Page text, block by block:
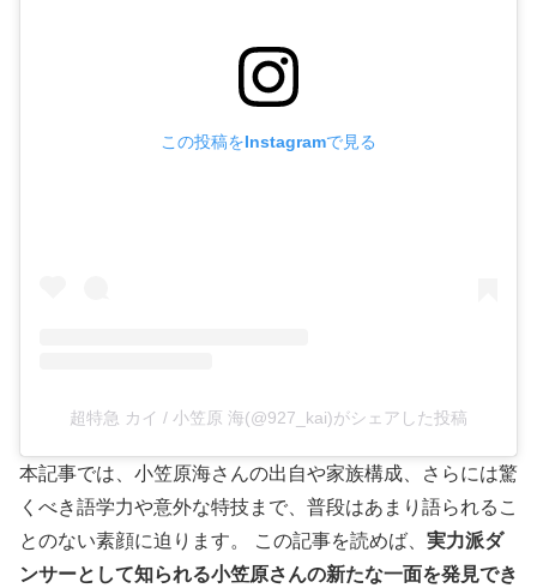
この投稿をInstagramで見る
超特急 カイ / 小笠原 海(@927_kai)がシェアした投稿
本記事では、小笠原海さんの出自や家族構成、さらには驚
くべき語学力や意外な特技まで、普段はあまり語られるこ
とのない素顔に迫ります。 この記事を読めば、 実力派ダ
ンサーとして知られる小笠原さんの新たな一面を発見でき